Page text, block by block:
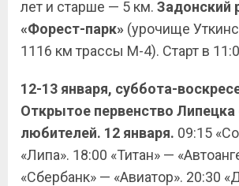
лет и старше — 5 км. Задонский
«Форест-парк» (урочище
1116 км трассы М-4). Старт в
12-13 января, суббота-
Открытое первенство Липецка
любителей. 12 января. 09:15
«Липа». 18:00 «Титан» —
«Сбербанк» — «Авиатор». 20:30